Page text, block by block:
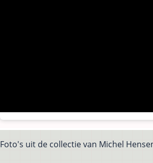
Foto's uit de collectie van Michel